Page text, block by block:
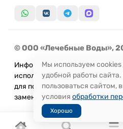
© ООО «Лечебные Воды»,
Информация, представленная
использована
для постановки диагноза или
заменяет прием врача.
Мы используем
удобной работы
пользоваться сайтом,
условия обработки
Хорошо